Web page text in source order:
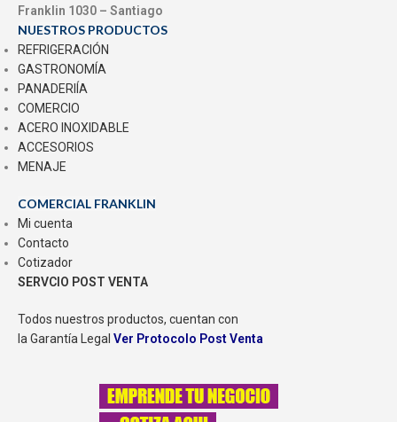
Franklin 1030 – Santiago
NUESTROS PRODUCTOS
REFRIGERACIÓN
GASTRONOMÍA
PANADERIÍA
COMERCIO
ACERO INOXIDABLE
ACCESORIOS
MENAJE
COMERCIAL FRANKLIN
Mi cuenta
Contacto
Cotizador
SERVCIO POST VENTA
Todos nuestros productos, cuentan con
la Garantía Legal Ver Protocolo Post Venta